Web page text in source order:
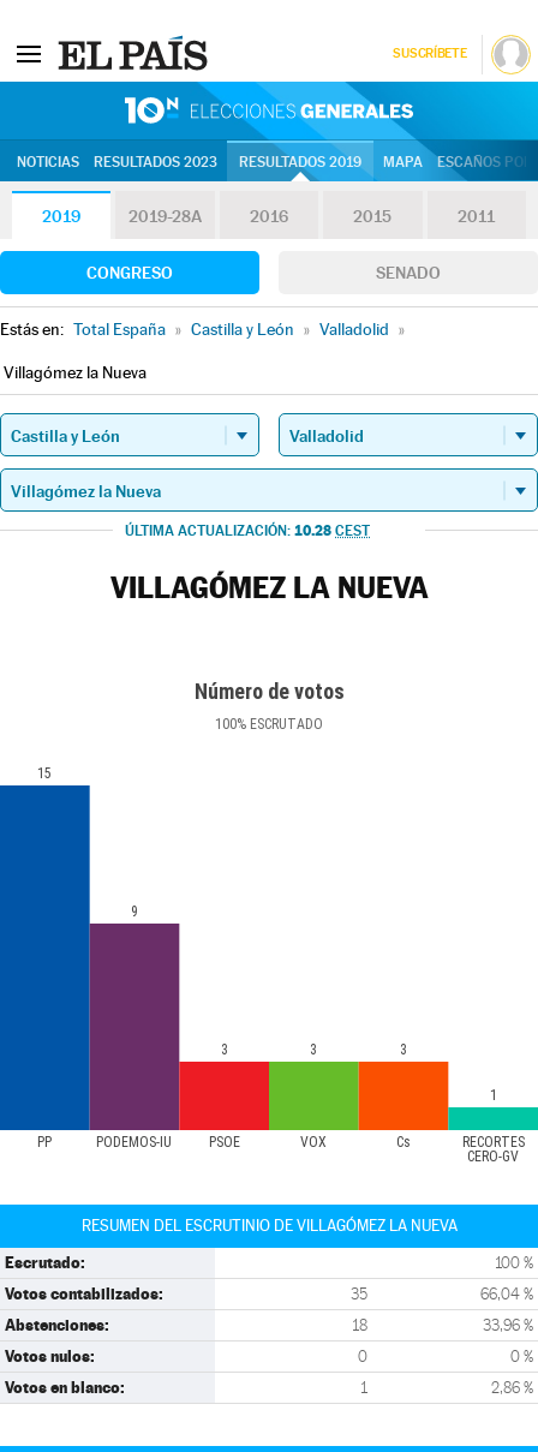
SUSCRÍBETE
NOTICIAS RESULTADOS 2023 RESULTADOS 2019 MAPA ESCAÑOS
2019 2019-28A 2016 2015 2011
CONGRESO SENADO
Estás en: Total España » Castilla y León » Valladolid »
Villagómez la Nueva
ÚLTIMA ACTUALIZACIÓN: 10.28 CEST
VILLAGÓMEZ LA NUEVA
Número de votos
100% ESCRUTADO
PP PODEMOS-IU PSOE VOX Cs
RECORTES
CERO-GV
15
9
3 3 3
1
RESUMEN DEL ESCRUTINIO DE VILLAGÓMEZ LA NUEVA
Escrutado: 100 %
Votos contabilizados: 35 66,04 %
Abstenciones: 18 33,96 %
Votos nulos: 0 0 %
Votos en blanco: 1 2,86 %